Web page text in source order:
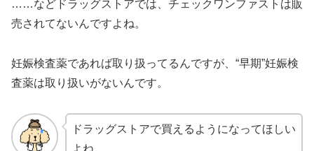
……などドラッグストアでは、チェックワンファストは販
売されてないんですよね。
妊娠検査薬であれば取り扱ってるんですが、“早期”妊娠検
査薬は取り扱いがないんです。
ドラッグストアで買えるようになってほしい
よね。